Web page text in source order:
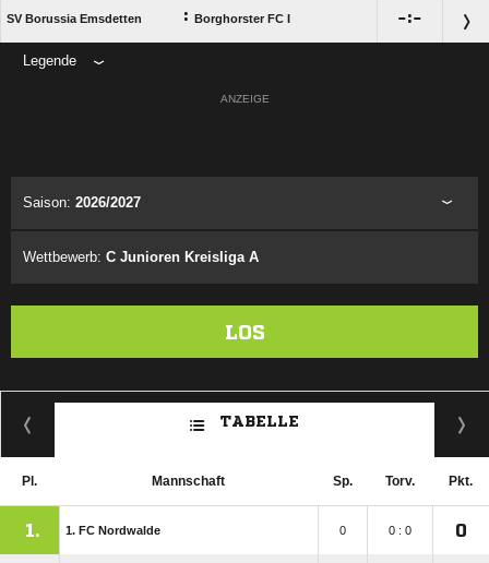
SV Borussia Emsdetten : Borghorster FC I :
Legende
ANZEIGE
Saison: 2026/2027
Wettbewerb: C Junioren Kreisliga A
LOS
TABELLE
Pl. Mannschaft Sp. Torv. Pkt.
1. 1. FC Nordwalde 0 0 : 0 0